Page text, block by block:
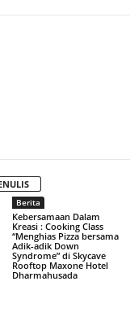
Berita
Kebersamaan Dalam
Kreasi : Cooking Class
“Menghias Pizza bersama
Adik-adik Down
Syndrome” di Skycave
Rooftop Maxone Hotel
Dharmahusada